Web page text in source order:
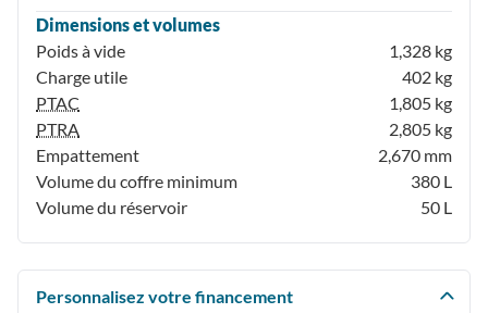
Dimensions et volumes
Poids à vide
1,328 kg
Charge utile
402 kg
PTAC
1,805 kg
PTRA
2,805 kg
Empattement
2,670 mm
Volume du coffre minimum
380 L
Volume du réservoir
50 L
Personnalisez votre financement